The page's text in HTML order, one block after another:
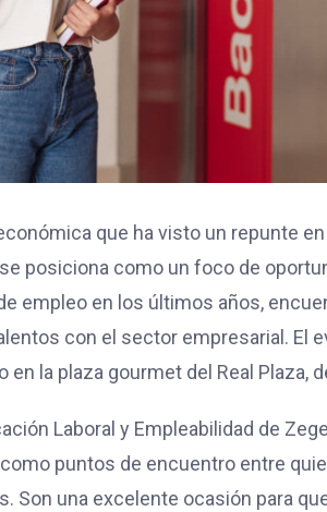
que ha visto un repunte
posiciona como un foco de
empleo en los últimos años,
con el sector empresarial. El
la plaza gourmet del Real Plaza,
Laboral y Empleabilidad de
puntos de encuentro entre
Son una excelente ocasión para